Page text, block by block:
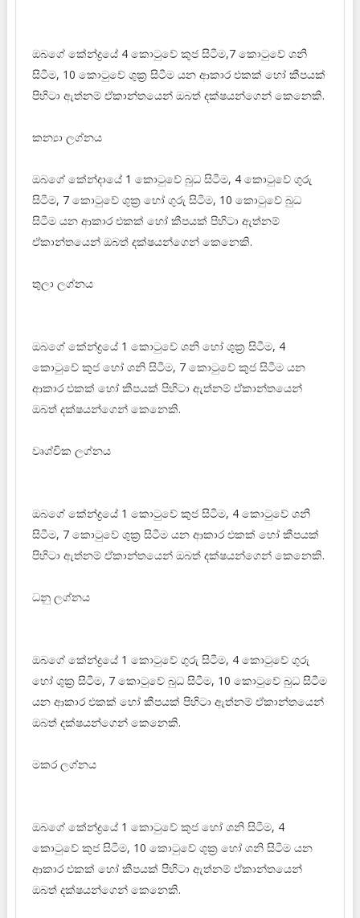
ඔබගේ කේන්ද්‍රයේ 4 කොටුවේ කුජ සිටීම,7 කොටුවේ ශනි
සිටීම, 10 කොටුවේ ශුක්‍ර සිටීම යන ආකාර එකක් හෝ කීපයක්
පිහිටා ඇත්නම් ඒකාන්තයෙන් ඔබත් දක්ෂයන්ගෙන් කෙනෙකි.
කන්‍යා ලග්නය
ඔබගේ කේන්දායේ 1 කොටුවේ බුධ සිටීම, 4 කොටුවේ ගුරු
සිටීම, 7 කොටුවේ ශුක්‍ර හෝ ගුරු සිටීම, 10 කොටුවේ බුධ
සිටීම යන ආකාර එකක් හෝ කීපයක් පිහිටා ඇත්නම්
ඒකාන්තයෙන් ඔබත් දක්ෂයන්ගෙන් කෙනෙකි.
තුලා ලග්නය
ඔබගේ කේන්ද්‍රයේ 1 කොටුවේ ශනි හෝ ශුක්‍ර සිටීම, 4
කොටුවේ කුජ හෝ ශනි සිටීම, 7 කොටුවේ කුජ සිටීම යන
ආකාර එකක් හෝ කීපයක් පිහිටා ඇත්නම් ඒකාන්තයෙන්
ඔබත් දක්ෂයන්ගෙන් කෙනෙකි.
වෘශ්චික ලග්නය
ඔබගේ කේන්ද්‍රයේ 1 කොටුවේ කුජ සිටීම, 4 කොටුවේ ශනි
සිටීම, 7 කොටුවේ ශුක්‍ර සිටීම යන ආකාර එකක් හෝ කීපයක්
පිහිටා ඇත්නම් ඒකාන්තයෙන් ඔබත් දක්ෂයන්ගෙන් කෙනෙකි.
ධනු ලග්නය
ඔබගේ කේන්ද්‍රයේ 1 කොටුවේ ගුරු සිටීම, 4 කොටුවේ ගුරු
හෝ ශුක්‍ර සිටීම, 7 කොටුවේ බුධ සිටීම, 10 කොටුවේ බුධ සිටීම
යන ආකාර එකක් හෝ කීපයක් පිහිටා ඇත්නම් ඒකාන්තයෙන්
ඔබත් දක්ෂයන්ගෙන් කෙනෙකි.
මකර ලග්නය
ඔබගේ කේන්ද්‍රයේ 1 කොටුවේ කුජ හෝ ශනි සිටීම, 4
කොටුවේ කුජ සිටීම, 10 කොටුවේ ශුක්‍ර හෝ ශනි සිටීම යන
ආකාර එකක් හෝ කීපයක් පිහිටා ඇත්නම් ඒකාන්තයෙන්
ඔබත් දක්ෂයන්ගෙන් කෙනෙකි.